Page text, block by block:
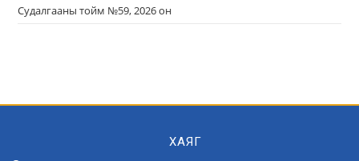
Судалгааны тойм №59, 2026 он
ХАЯГ